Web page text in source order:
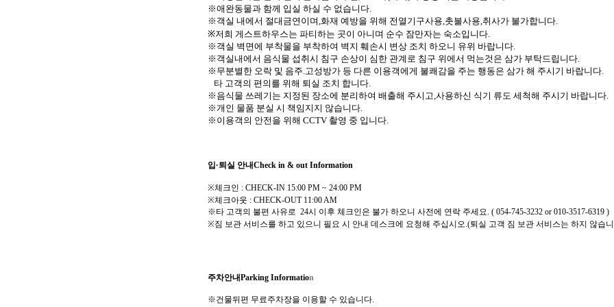
※애완동물과 함께 입실 하실 수 없습니다
※ 객실 내에서 절대금연이며 화재 예방을 위해 전열기구사용 ,촛불사용, 취사가 불가합니다.
※저희 게스트하우스는 파티하는 곳이 아니며 순수 잠만자는 숙소입니다.
※객실 벽면에 부착물을 부착하여 벽지 훼손시 변상 조치 하오니 유위 바랍니다.
※ 객실내에서 음식물 섭취시 침구 손상이 심한 관계로 침구 위에서 먹는것은 삼가 부탁드립니다.
※ 무분별한 오락 및 음주 고성방가 등 다른 이용객에게 불쾌감을 주는 행동은 삼가 해 주시기 바랍니다
타 고객의 편의를 위해 퇴실 조치 합니다.
※ 음식물 쓰레기는 지정된 장소에 분리하여 배출해 주시고 사용하신 식기 류도 세척해 주시기 바랍니다
※ 개인 물품 분실 시 책임지지 않습니다
※ 이용객의 안전을 위해 CCTV 촬영 중 입니다
입·퇴실 안내Check in & out Information
※체크인 : CHECK-IN 15:00 PM ~ 24:00 PM
※체크아웃 : CHECK-OUT 11:00 AM
※타 고객의 불편 사유로 24시 이후 체크인은 불가 하오니 사전에 연락 주세요 . ( 054-745-3232 or 010-3517-6319 )
※짐 보관 서비스를 하고 있으니 필요 시 안내 데스크에 요청해 주십시오 .(퇴실 고객 짐 보관 서비스는 하지 않습
주차안내Parking Information
※건물뒤편 무료주차장을 이용할 수 있습니다.